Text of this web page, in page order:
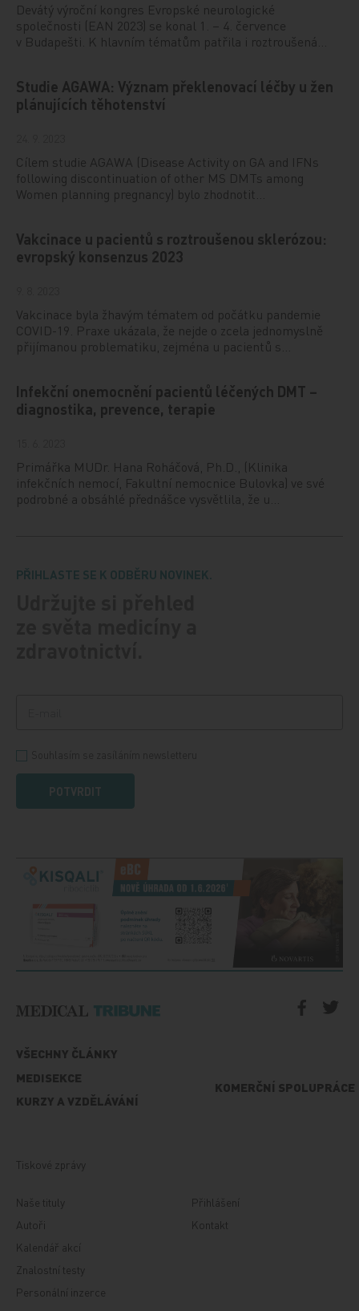
Devátý výroční kongres Evropské neurologické
společnosti (EAN 2023) se konal 1. – 4. července
v Budapešti. K hlavním tématům patřila i roztroušená…
Studie AGAWA: Význam překlenovací léčby u žen
plánujících těhotenství
Cílem studie AGAWA (Disease Activity on GA and IFNs
following discontinuation of other MS DMTs among
Women planning pregnancy) bylo zhodnotit…
Vakcinace u pacientů s roztroušenou sklerózou:
evropský konsenzus 2023
Vakcinace byla žhavým tématem od počátku pandemie
COVID-19. Praxe ukázala, že nejde o zcela jednomyslně
přijímanou problematiku, zejména u pacientů s…
Infekční onemocnění pacientů léčených DMT –
diagnostika, prevence, terapie
Primářka MUDr. Hana Roháčová, Ph.D., (Klinika
infekčních nemocí, Fakultní nemocnice Bulovka) ve své
podrobné a obsáhlé přednášce vysvětlila, že u…
PŘIHLASTE SE K ODBĚRU NOVINEK.
POTVRDIT
VŠECHNY ČLÁNKY
MEDISEKCE
KURZY A VZDĚLÁVÁNÍ
KOMERČNÍ SPOLUPRÁCE
Tiskové zprávy
Naše tituly
Autoři
Kalendář akcí
Znalostní testy
Personální inzerce
Přihlášení
Kontakt